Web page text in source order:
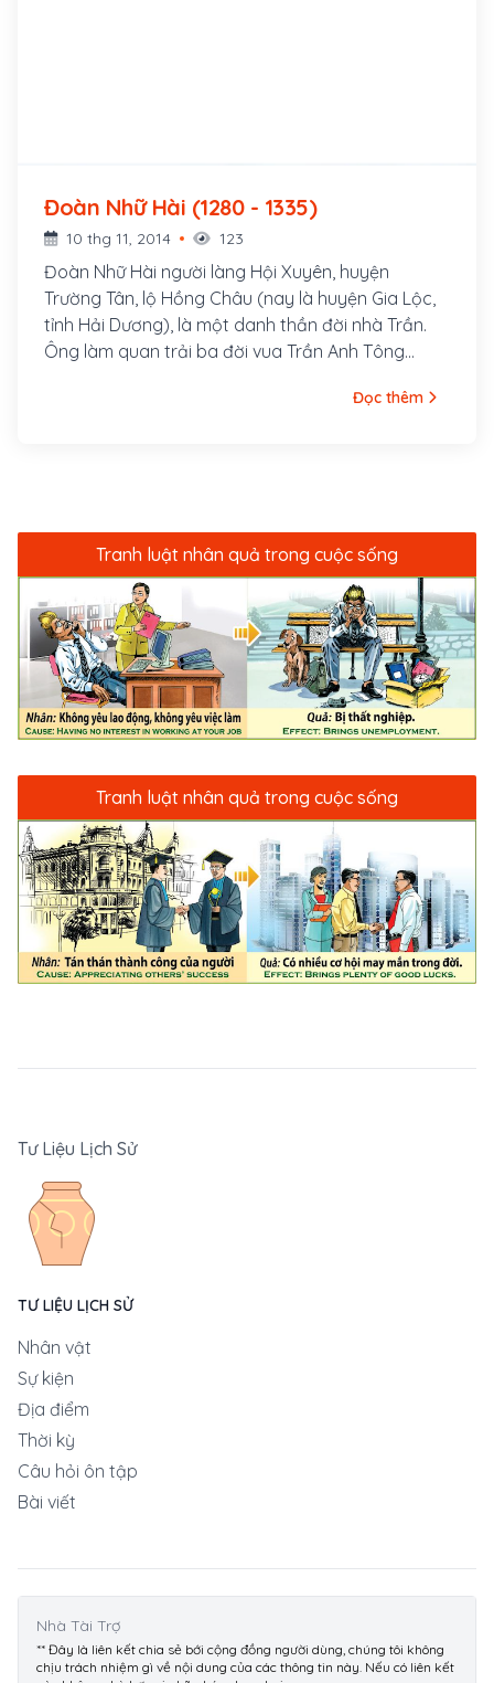
Đoàn Nhữ Hài (1280 - 1335)
10 thg 11, 2014 123
Đoàn Nhữ Hài người làng Hội Xuyên, huyện
Trường Tân, lộ Hồng Châu (nay là huyện Gia Lộc,
tỉnh Hải Dương), là một danh thần đời nhà Trần.
Ông làm quan trải ba đời vua Trần Anh Tông
Hiến Tông (1329-1341), là người có năng lực hoạt
Đọc thêm
Tranh luật nhân quả trong cuộc sống
Tranh luật nhân quả trong cuộc sống
Tư Liệu Lịch Sử
TƯ LIỆU LỊCH SỬ
Nhân vật
Sự kiện
Địa điểm
Thời kỳ
Câu hỏi ôn tập
Bài viết
Nhà Tài Trợ
** Đây là liên kết chia sẻ bới cộng đồng người dùng, chúng tôi không
chịu trách nhiệm gì về nội dung của các thông tin này. Nếu có liên kết